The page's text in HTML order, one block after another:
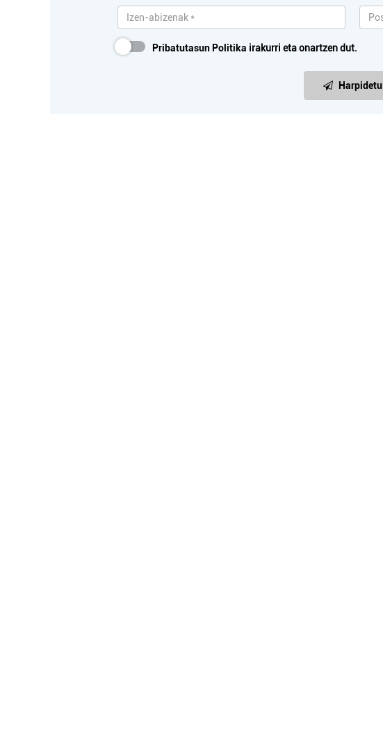
Pribatutasun Politika irakurri eta onartzen dut.
Harpidetu